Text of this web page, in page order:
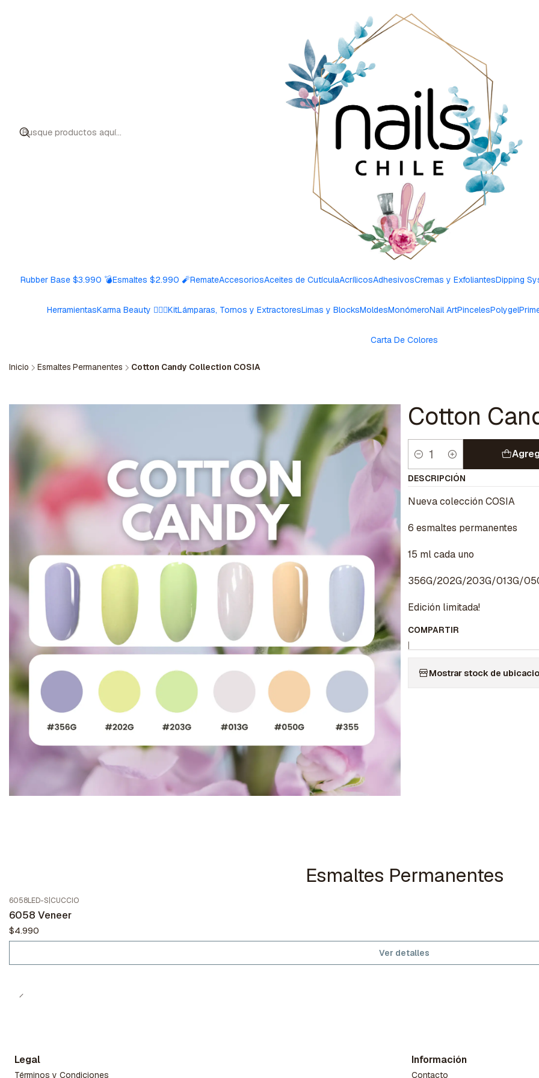
Rubber Base $3.990 💣Esmaltes $2.990 🧨RemateAccesoriosAceites de CutículaAcrílicosAdhesivosCremas y ExfoliantesDipping
HerramientasKarma Beauty 🧘🏼‍♀️KitLámparas, Tornos y ExtractoresLimas y BlocksMoldesMonómeroNail ArtPincelesPolygel
Carta De Colores
Inicio Esmaltes Permanentes Cotton Candy Collection COSIA
Cotton
Cantidad
DESCRIPCIÓN
Nueva colección COSIA
6 esmaltes permanentes
15 ml cada uno
356G/202G/203G/013G/
Edición limitada!
COMPARTIR
|
Mostrar stock de
Esmaltes Permanentes
No disponible
6058LED-S CUCCIO
6058 Veneer
$4.990
Ver detalles
Legal
Términos y Condiciones
Información
Contacto